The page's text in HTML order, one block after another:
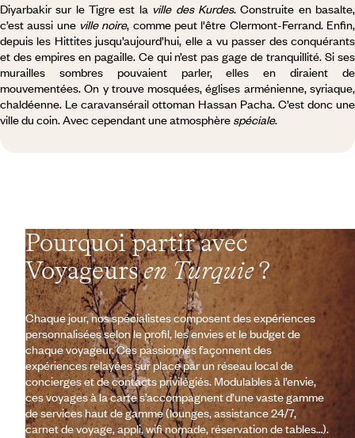
Diyarbakir sur le Tigre est la ville des Kurdes. Construite en basalte,
c’est aussi une ville noire, comme peut l'être Clermont-Ferrand. Enfin,
depuis les Hittites jusqu’aujourd’hui, elle a vu passer des conquérants
et des empires en pagaille. Ce qui n’est pas gage de tranquillité. Si ses
murailles sombres pouvaient parler, elles en diraient de
mouvementées. On y trouve mosquées, églises arménienne, syriaque,
chaldéenne. Le caravansérail ottoman Hassan Pacha. C’est donc une
ville du coin. Avec cependant une atmosphère spéciale.
Pourquoi partir avec
Voyageursen Turquie?
Chaque jour, nos spécialistes composent des expériences
personnalisées selon le profil, les envies et le budget de
chaque voyageur. Ces passionnés façonnent des
expériences relayées sur place par un réseau local de
concierges et de contacts privilégiés. Modulables à l’envie,
ces voyages à la carte s’accompagnent d’une vaste gamme
de services haut de gamme (lounges, assistance 24/7,
carnet de voyage, appli, wifi nomade, réservation de tables…).